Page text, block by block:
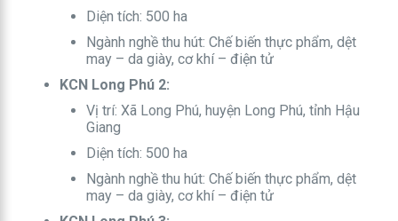
Diện tích: 500 ha
Ngành nghề thu hút: Chế biến thực phẩm, dệt
may – da giày, cơ khí – điện tử
KCN Long Phú 2:
Vị trí: Xã Long Phú, huyện Long Phú, tỉnh Hậu
Giang
Diện tích: 500 ha
Ngành nghề thu hút: Chế biến thực phẩm, dệt
may – da giày, cơ khí – điện tử